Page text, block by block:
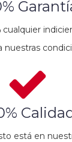
cualquier
nuestras
está en